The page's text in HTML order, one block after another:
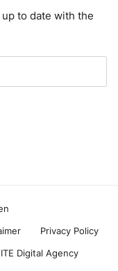
to date with the
Digital Agency
Privacy Policy